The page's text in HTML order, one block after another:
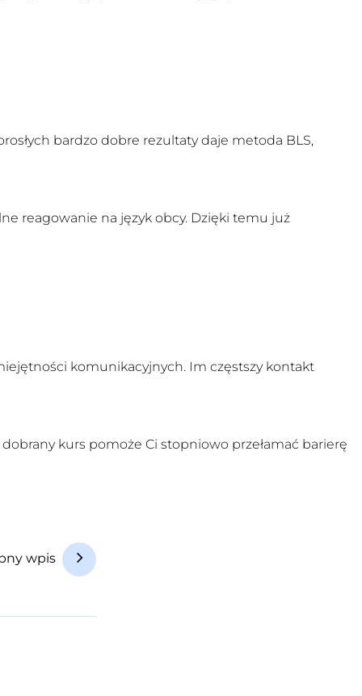
bardzo dobre rezultaty daje metoda BLS,
reagowanie na język obcy. Dzięki temu już
komunikacyjnych. Im częstszy kontakt
kurs pomoże Ci stopniowo przełamać barierę
wpis